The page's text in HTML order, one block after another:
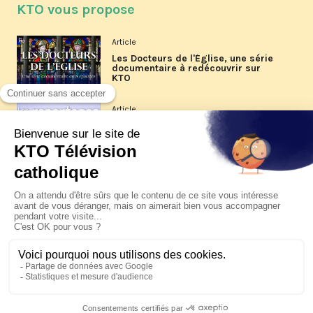
KTO vous propose
Article
Les Docteurs de l'Église, une série
documentaire à redécouvrir sur
KTO
Article
Les reportages d'été 2026 de KTO
La visite pastorale du pape Léon
XIV à Assise à suivre sur KTO le
jeudi 6 août
Le pape en Uruguay, Argentine et
Pérou du 6 au 17 novembre 2026